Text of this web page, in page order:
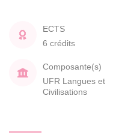
ECTS
6 crédits
Composante(s)
UFR Langues et
Civilisations